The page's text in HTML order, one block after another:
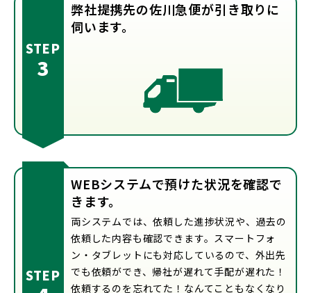
弊社提携先の佐川急便が引き取りに
伺います。
WEBシステムで預けた状況を確認で
きます。
両システムでは、依頼した進捗状況や、過去の
依頼した内容も確認できます。スマートフォ
ン・タブレットにも対応しているので、外出先
でも依頼ができ、帰社が遅れて手配が遅れた！
依頼するのを忘れてた！なんてこともなくなり